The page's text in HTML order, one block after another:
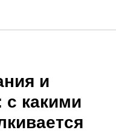
и
какими